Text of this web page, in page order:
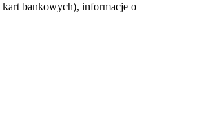
kart bankowych), informacje o